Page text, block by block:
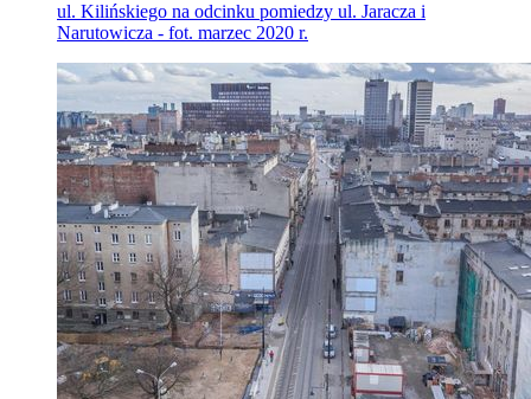
ul. Kilińskiego na odcinku pomiedzy ul. Jaracza i
Narutowicza - fot. marzec 2020 r.